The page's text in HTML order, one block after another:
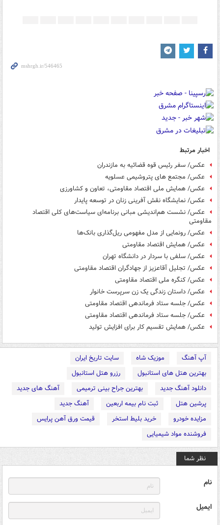
اخبار مرتبط
عکس/ سفر رئیس قوه قضائیه به مازندران
عکس/ مجتمع های پتروشیمی عسلویه
عکس/ همایش ملی اقتصاد مقاومتی، تعاون و کشاورزی
عکس/ نمایشگاه نقش آفرینی زنان در توسعه پایدار
عکس/ نشست هم‌اندیشی مبانی برنامه‌ای سیاست‌های کلی اقتصاد
مقاومتی
عکس/ رونمایی از مدل مفهومی ریل‌گذاری بانک‌ها
عکس/ همایش اقتصاد مقاومتی
عکس/ سلفی با سردار در دانشگاه تهران
عکس/ تجلیل آقاعزیز از جهادگران اقتصاد مقاومتی
عکس/ کنگره ملی اقتصاد مقاومتی
عکس/ داستان زندگی یک زن سرپرست خانوار
عکس/ جلسه ستاد فرماندهی اقتصاد مقاومتی
عکس/ جلسه ستاد فرماندهی اقتصاد مقاومتی
عکس/ همایش تقسیم کار برای افزایش تولید
آپ آهنگ موزیک شاه
سایت تاریخ ایران
بهترین هتل های استانبول
رزرو هتل استانبول
دانلود آهنگ جدید
بهترین جراح بینی ترمیمی
آهنگ های جدید
پرشین هتل
ثبت نام بیمه اربعین
آهنگ جدید
مزایده خودرو
خرید بلیط استخر
قیمت ورق آهن پرایس
فروشنده مواد شیمیایی
نظر شما
نام
ایمیل